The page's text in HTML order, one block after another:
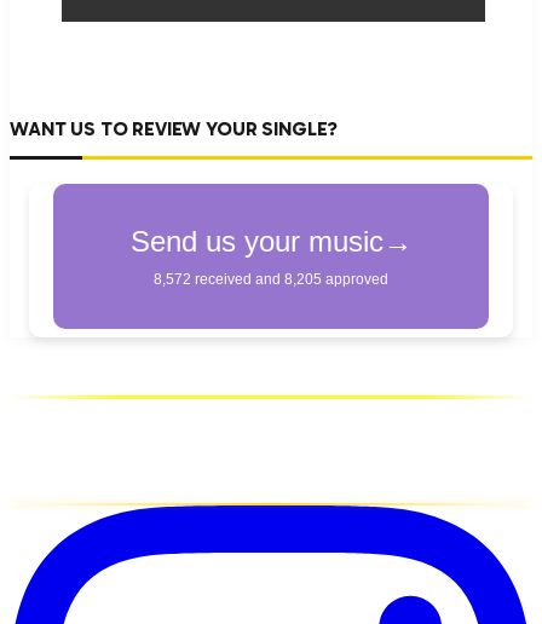
WANT US TO REVIEW YOUR SINGLE?